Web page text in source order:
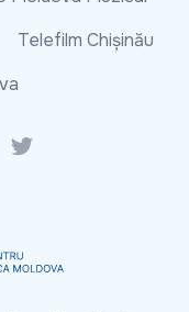
Telefilm Chișinău
Twitter